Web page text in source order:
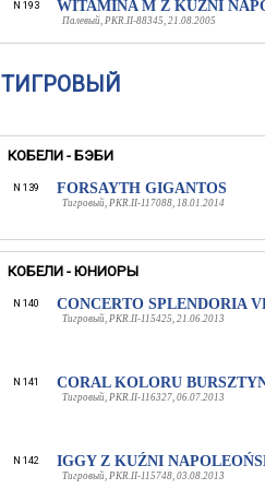
N 193 WITAMINA M Z KUŹNI
Палевый, PKR.II-88345, 21.08.2005
ТИГРОВЫЙ
КОБЕЛИ - БЭБИ
N 139 FORSAYTH GIGANTOS
Тигровый, PKR.II-117088, 18.01.2014
КОБЕЛИ - ЮНИОРЫ
N 140 CONCERTO SPLENDORIA
Тигровый, PKR.II-115425, 21.06.2013
N 141 CORAL KOLORU
Тигровый, PKR.II-116327, 06.07.2013
N 142 IGGY Z KUŹNI
Тигровый, PKR.II-115748, 03.08.2013